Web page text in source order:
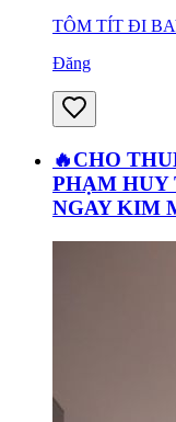
TÔM TÍT ĐI
Đăng
🔥CHO
PHẠM HUY
NGAY KIM